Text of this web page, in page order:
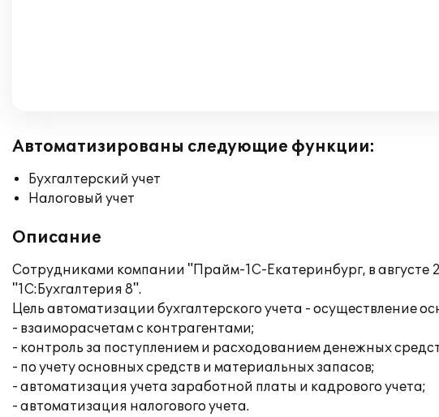
Автоматизированы следующие функции:
Бухгалтерский учет
Налоговый учет
Описание
Сотрудниками компании "Прайм-1С-Екатеринбург, в августе
"1С:Бухгалтерия 8".
Цель автоматизации бухгалтерского учета - осуществление
- взаиморасчетам с контрагентами;
- контроль за поступлением и расходованием денежных
- по учету основных средств и материальных запасов;
- автоматизация учета заработной платы и кадрового учета;
- автоматизация налогового учета.